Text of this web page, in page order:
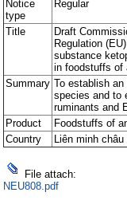
Notice
type
Regular
Title
Draft
Regulation
substance
in foodstuffs of
Summary To establish
species and to
ruminants and
Product
Foodstuffs of
Country
Liên minh
File attach:
NEU808.pdf